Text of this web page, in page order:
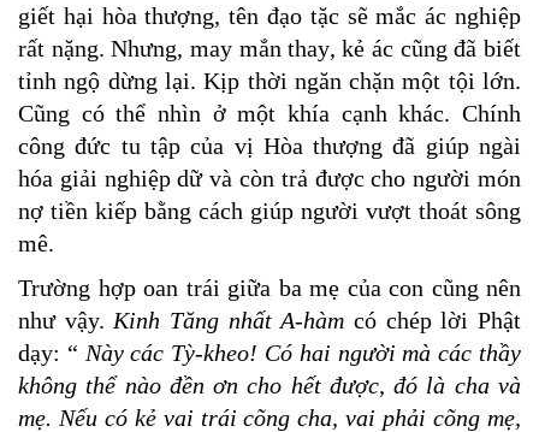
giết hại hòa thượng, tên đạo tặc sẽ mắc ác nghiệp
rất nặng. Nhưng, may mắn thay, kẻ ác cũng đã biết
tỉnh ngộ dừng lại. Kịp thời ngăn chặn một tội lớn.
Cũng có thể nhìn ở một khía cạnh khác. Chính
công đức tu tập của vị Hòa thượng đã giúp ngài
hóa giải nghiệp dữ và còn trả được cho người món
nợ tiền kiếp bằng cách giúp người vượt thoát sông
mê.
Trường hợp oan trái giữa ba mẹ của con cũng nên
như vậy. Kinh Tăng nhất A-hàm có chép lời Phật
dạy: “ Này các Tỳ-kheo! Có hai người mà các thầy
không thể nào đền ơn cho hết được, đó là cha và
mẹ. Nếu có kẻ vai trái cõng cha, vai phải cõng mẹ,